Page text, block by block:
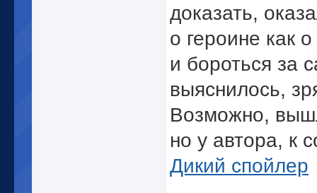
доказать,
о героине как
и бороться за
выяснилось,
Возможно,
но у автора, к
Дикий спойлер